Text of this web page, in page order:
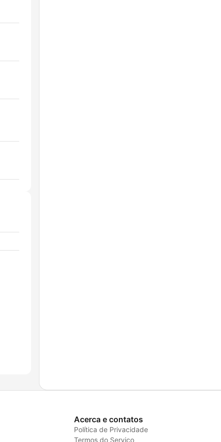
Acerca e contatos
Política de Privacidade
Termos do Serviço